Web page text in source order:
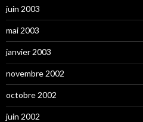
juin 2003
mai 2003
janvier 2003
novembre 2002
octobre 2002
juin 2002